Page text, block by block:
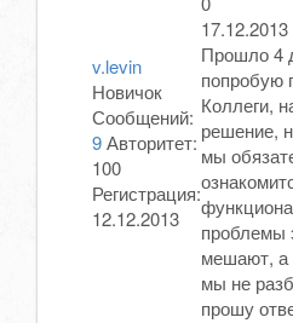
v.levin
Новичок
Сообщений:
9Авторитет:
100
Регистрация:
12.12.2013
Прошло 4
попробую
Коллеги,
решение,
мы
проблемы
мешают, а
мы не
прошу